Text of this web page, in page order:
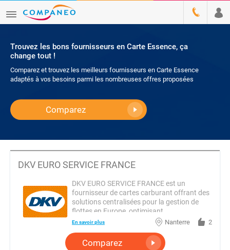
Trouvez les bons fournisseurs en Carte Essence, ça
change tout !
Comparez et trouvez les meilleurs fournisseurs en Carte Essence
adaptés à vos besoins parmi les nombreuses offres proposées
Comparez
DKV EURO SERVICE FRANCE
DKV EURO SERVICE FRANCE est un
fournisseur de cartes carburant offrant des
solutions centralisées pour la gestion de
flottes en Europe, optimisant...
En savoir plus Nanterre 2
Comparez